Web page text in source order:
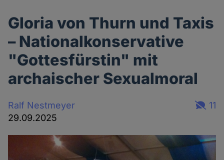
Gloria von Thurn und Taxis
– Nationalkonservative
"Gottesfürstin" mit
archaischer Sexualmoral
Ralf Nestmeyer
29.09.2025
11